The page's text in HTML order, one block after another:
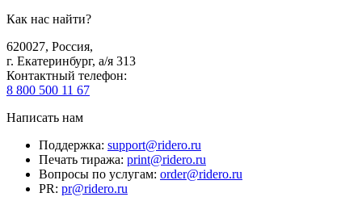
Как нас найти?
620027, Россия,
г. Екатеринбург, а/я 313
Контактный телефон:
8 800 500 11 67
Написать нам
Поддержка: support@ridero.ru
Печать тиража: print@ridero.ru
Вопросы по услугам: order@ridero.ru
PR: pr@ridero.ru